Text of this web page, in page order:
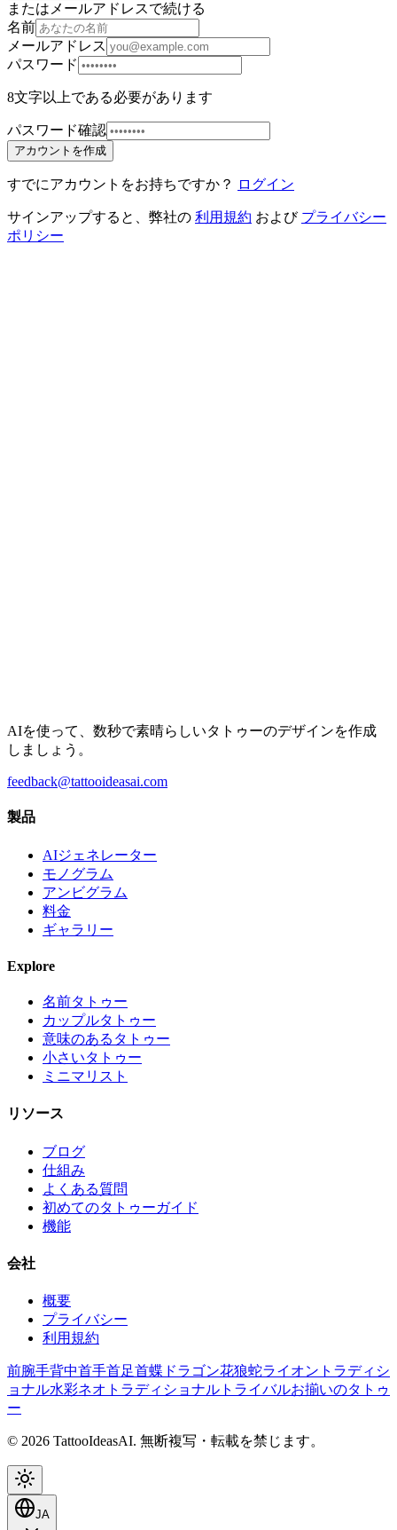
またはメールアドレスで続ける
名前
メールアドレス
パスワード
8文字以上である必要があります
パスワード確認
アカウントを作成
すでにアカウントをお持ちですか？ ログイン
サインアップすると、弊社の 利用規約 および プライバシー
ポリシー
AIを使って、数秒で素晴らしいタトゥーのデザインを作成
しましょう。
feedback@tattooideasai.com
製品
AIジェネレーター
モノグラム
アンビグラム
料金
ギャラリー
Explore
名前タトゥー
カップルタトゥー
意味のあるタトゥー
小さいタトゥー
ミニマリスト
リソース
ブログ
仕組み
よくある質問
初めてのタトゥーガイド
機能
会社
概要
プライバシー
利用規約
前腕手背中首手首足首蝶 ドラゴン花狼蛇ライオン トラディシ
ョナル水彩ネオトラディショナル トライバルお揃いのタトゥ
ー
© 2026 TattooIdeasAI. 無断複写・転載を禁じます。
JA